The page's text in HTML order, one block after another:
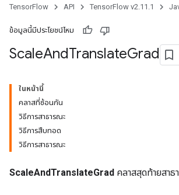
TensorFlow API TensorFlow v2.11.1
ข้อมูลนี้มีประโยชน์ไหม
ScaleAndTranslateGrad
ในหน้านี้
คลาสที่ซ้อนกัน
วิธีการสาธารณะ
วิธีการสืบทอด
วิธีการสาธารณะ
ScaleAndTranslateGrad คลาสสุดท้ายสาธ